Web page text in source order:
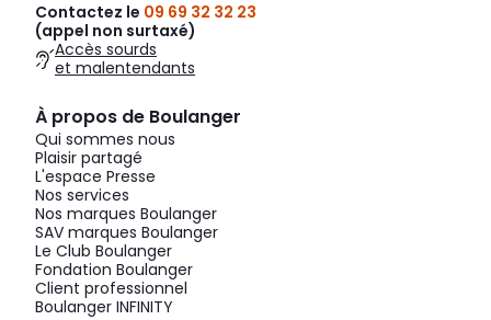
Contactez le 09 69 32 32 23
(appel non surtaxé)
Accès sourds
et malentendants
À propos de Boulanger
Qui sommes nous
Plaisir partagé
L'espace Presse
Nos services
Nos marques Boulanger
SAV marques Boulanger
Le Club Boulanger
Fondation Boulanger
Client professionnel
Boulanger INFINITY